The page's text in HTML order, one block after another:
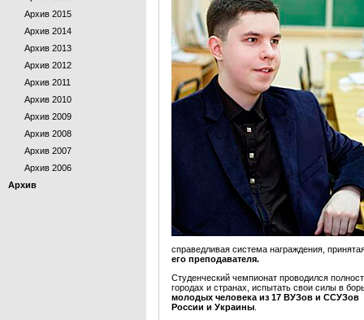
Архив 2015
Архив 2014
Архив 2013
Архив 2012
Архив 2011
Архив 2010
Архив 2009
Архив 2008
Архив 2007
Архив 2006
Архив
справедливая система награждения,
его преподавателя.
Студенческий чемпионат проводился
городах и странах, испытать свои силы в
молодых человека из 17 ВУЗов и ССУЗов
России и Украины